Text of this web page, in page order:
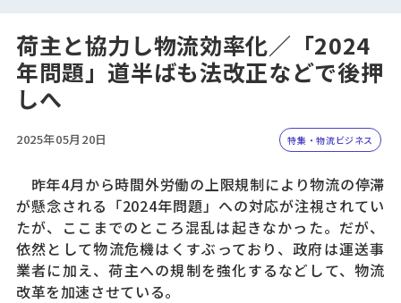
荷主と協力し物流効率化／「2024
年問題」道半ばも法改正などで後押
しへ
2025年05月20日 特集・物流ビジネス
昨年4月から時間外労働の上限規制により物流の停滞
が懸念される「2024年問題」への対応が注視されてい
たが、ここまでのところ混乱は起きなかった。だが、
依然として物流危機はくすぶっており、政府は運送事
業者に加え、荷主への規制を強化するなどして、物流
改革を加速させている。